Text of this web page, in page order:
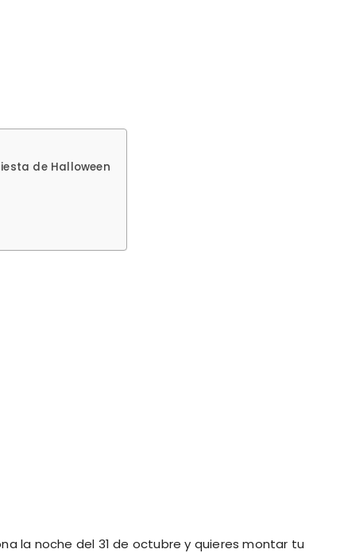
de Halloween
la noche del 31 de octubre y quieres montar tu